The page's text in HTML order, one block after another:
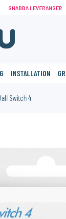
SNABBA LEVERANSER
INSTALLATION
Switch 4